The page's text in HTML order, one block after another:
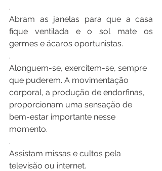
.
Abram as janelas para que a casa
fique ventilada e o sol mate os
germes e ácaros oportunistas.
.
Alonguem-se, exercitem-se, sempre
que puderem. A movimentação
corporal, a produção de endorfinas,
proporcionam uma sensação de
bem-estar importante nesse
momento.
.
Assistam missas e cultos pela
televisão ou internet.